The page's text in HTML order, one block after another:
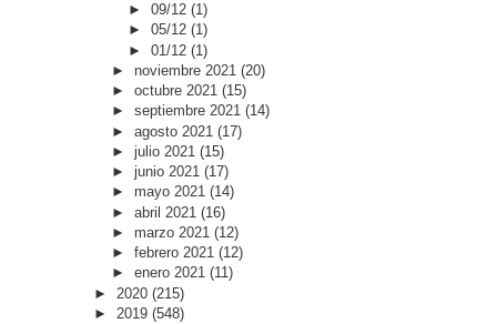
►09/12(1)
►05/12(1)
►01/12(1)
► noviembre 2021 (20)
► octubre 2021 (15)
► septiembre 2021 (14)
► agosto 2021 (17)
► julio 2021 (15)
► junio 2021 (17)
► mayo 2021 (14)
► abril 2021 (16)
► marzo 2021 (12)
► febrero 2021 (12)
► enero 2021 (11)
► 2020 (215)
► 2019 (548)